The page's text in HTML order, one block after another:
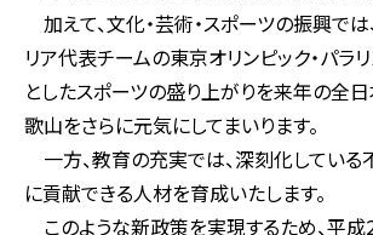
加えて、文化・芸術・スポーツの振興で
リア代表チームの東京オリンピック・パラ
としたスポーツの盛り上がりを来年の全
歌山をさらに元気にしてまいります。
一方、教育の充実では、深刻化してい
に貢献できる人材を育成いたします。
このような新政策を実現するため、平